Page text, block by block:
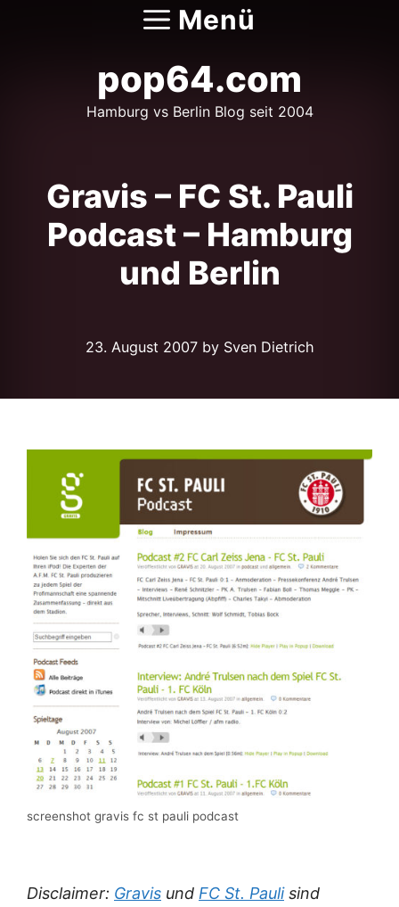
Menü
pop64.com
Hamburg vs Berlin Blog seit 2004
Gravis – FC St. Pauli
Podcast – Hamburg
und Berlin
23. August 2007by Sven Dietrich
screenshot gravis fc st pauli podcast
Disclaimer: Gravis und FC St. Paulisind